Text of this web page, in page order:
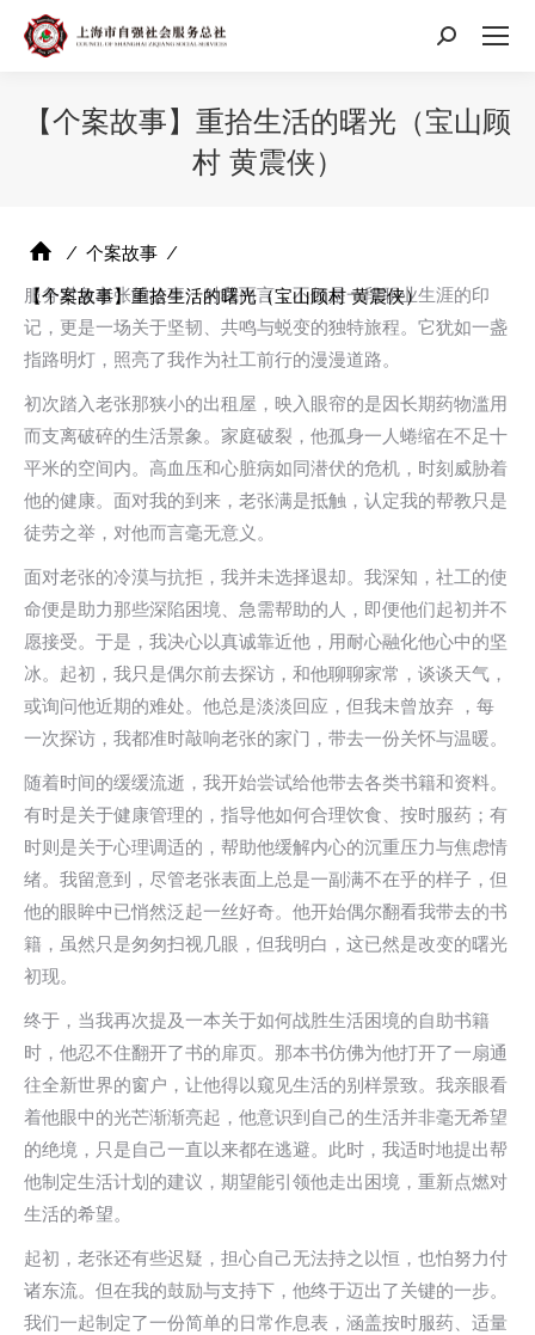
搜
【个案故事】重拾生活的曙光（宝山顾
村 黄震侠）
⁄ 个案故事 ⁄
【个案故事】重拾生活的曙光（宝山顾村 黄震侠）
服务对象老张的故事，对我而言，不仅是一段职业生涯的印
记，更是一场关于坚韧、共鸣与蜕变的独特旅程。它犹如一盏
指路明灯，照亮了我作为社工前行的漫漫道路。
初次踏入老张那狭小的出租屋，映入眼帘的是因长期药物滥用
而支离破碎的生活景象。家庭破裂，他孤身一人蜷缩在不足十
平米的空间内。高血压和心脏病如同潜伏的危机，时刻威胁着
他的健康。面对我的到来，老张满是抵触，认定我的帮教只是
徒劳之举，对他而言毫无意义。
面对老张的冷漠与抗拒，我并未选择退却。我深知，社工的使
命便是助力那些深陷困境、急需帮助的人，即便他们起初并不
愿接受。于是，我决心以真诚靠近他，用耐心融化他心中的坚
冰。起初，我只是偶尔前去探访，和他聊聊家常，谈谈天气，
或询问他近期的难处。他总是淡淡回应，但我未曾放弃 ，每
一次探访，我都准时敲响老张的家门，带去一份关怀与温暖。
随着时间的缓缓流逝，我开始尝试给他带去各类书籍和资料。
有时是关于健康管理的，指导他如何合理饮食、按时服药；有
时则是关于心理调适的，帮助他缓解内心的沉重压力与焦虑情
绪。我留意到，尽管老张表面上总是一副满不在乎的样子，但
他的眼眸中已悄然泛起一丝好奇。他开始偶尔翻看我带去的书
籍，虽然只是匆匆扫视几眼，但我明白，这已然是改变的曙光
初现。
终于，当我再次提及一本关于如何战胜生活困境的自助书籍
时，他忍不住翻开了书的扉页。那本书仿佛为他打开了一扇通
往全新世界的窗户，让他得以窥见生活的别样景致。我亲眼看
着他眼中的光芒渐渐亮起，他意识到自己的生活并非毫无希望
的绝境，只是自己一直以来都在逃避。此时，我适时地提出帮
他制定生活计划的建议，期望能引领他走出困境，重新点燃对
生活的希望。
起初，老张还有些迟疑，担心自己无法持之以恒，也怕努力付
诸东流。但在我的鼓励与支持下，他终于迈出了关键的一步。
我们一起制定了一份简单的日常作息表，涵盖按时服药、适量